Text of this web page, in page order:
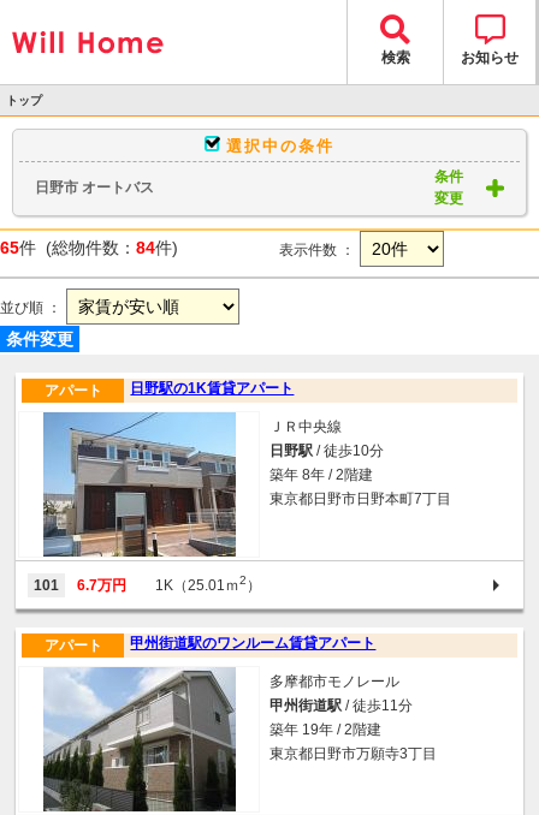
検索 お知らせ
トップ
物件検索
> 物件一覧
選択中の条件
日野市 オートバス
条件
変更
65件 (総物件数： 84件) 表示件数 ：
並び順 ：
条件変更
日野駅の1K賃貸アパート
アパート
ＪＲ中央線
日野駅 / 徒歩10分
築年 8年 / 2階建
東京都日野市日野本町7丁目
101 6.7万円 1K（25.01ｍ2 ）
甲州街道駅のワンルーム賃貸アパート
アパート
多摩都市モノレール
甲州街道駅 / 徒歩11分
築年 19年 / 2階建
東京都日野市万願寺3丁目